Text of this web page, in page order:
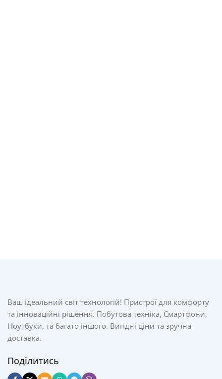
Ваш ідеальний світ технологій! Пристрої для комфорту
та інноваційні рішення. Побутова техніка, Смартфони,
Ноутбуки, та багато іншого. Вигідні ціни та зручна
доставка.
Поділитись